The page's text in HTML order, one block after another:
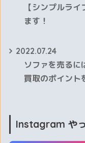
【シンプルラ
ます！
2022.07.24
ソファを売るに
買取のポイント
Instagram や